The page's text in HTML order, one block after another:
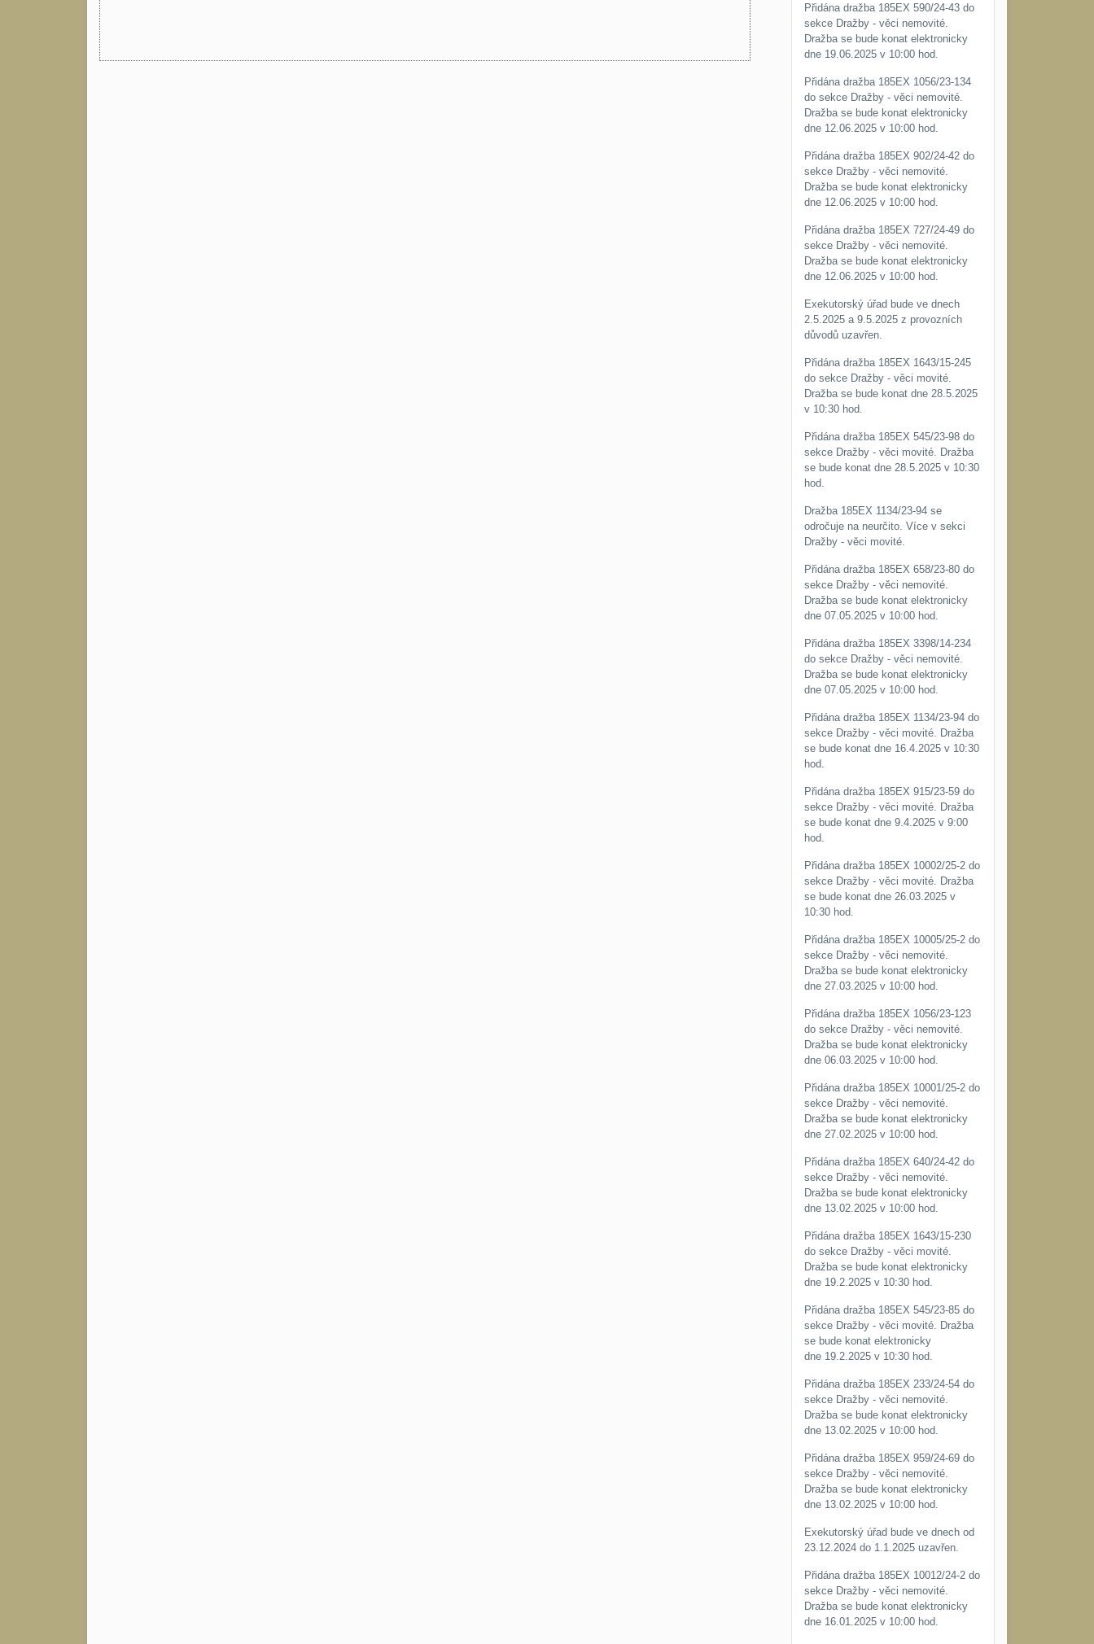
Přidána dražba 185EX 590/24-43 do
sekce Dražby - věci nemovité.
Dražba se bude konat elektronicky
dne 19.06.2025 v 10:00 hod.
Přidána dražba 185EX 1056/23-134
do sekce Dražby - věci nemovité.
Dražba se bude konat elektronicky
dne 12.06.2025 v 10:00 hod.
Přidána dražba 185EX 902/24-42 do
sekce Dražby - věci nemovité.
Dražba se bude konat elektronicky
dne 12.06.2025 v 10:00 hod.
Přidána dražba 185EX 727/24-49 do
sekce Dražby - věci nemovité.
Dražba se bude konat elektronicky
dne 12.06.2025 v 10:00 hod.
Exekutorský úřad bude ve dnech
2.5.2025 a 9.5.2025 z provozních
důvodů uzavřen.
Přidána dražba 185EX 1643/15-245
do sekce Dražby - věci movité.
Dražba se bude konat dne 28.5.2025
v 10:30 hod.
Přidána dražba 185EX 545/23-98 do
sekce Dražby - věci movité. Dražba
se bude konat dne 28.5.2025 v 10:30
hod.
Dražba 185EX 1134/23-94 se
odročuje na neurčito. Více v sekci
Dražby - věci movité.
Přidána dražba 185EX 658/23-80 do
sekce Dražby - věci nemovité.
Dražba se bude konat elektronicky
dne 07.05.2025 v 10:00 hod.
Přidána dražba 185EX 3398/14-234
do sekce Dražby - věci nemovité.
Dražba se bude konat elektronicky
dne 07.05.2025 v 10:00 hod.
Přidána dražba 185EX 1134/23-94 do
sekce Dražby - věci movité. Dražba
se bude konat dne 16.4.2025 v 10:30
hod.
Přidána dražba 185EX 915/23-59 do
sekce Dražby - věci movité. Dražba
se bude konat dne 9.4.2025 v 9:00
hod.
Přidána dražba 185EX 10002/25-2 do
sekce Dražby - věci movité. Dražba
se bude konat dne 26.03.2025 v
10:30 hod.
Přidána dražba 185EX 10005/25-2 do
sekce Dražby - věci nemovité.
Dražba se bude konat elektronicky
dne 27.03.2025 v 10:00 hod.
Přidána dražba 185EX 1056/23-123
do sekce Dražby - věci nemovité.
Dražba se bude konat elektronicky
dne 06.03.2025 v 10:00 hod.
Přidána dražba 185EX 10001/25-2 do
sekce Dražby - věci nemovité.
Dražba se bude konat elektronicky
dne 27.02.2025 v 10:00 hod.
Přidána dražba 185EX 640/24-42 do
sekce Dražby - věci nemovité.
Dražba se bude konat elektronicky
dne 13.02.2025 v 10:00 hod.
Přidána dražba 185EX 1643/15-230
do sekce Dražby - věci movité.
Dražba se bude konat elektronicky
dne 19.2.2025 v 10:30 hod.
Přidána dražba 185EX 545/23-85 do
sekce Dražby - věci movité. Dražba
se bude konat elektronicky
dne 19.2.2025 v 10:30 hod.
Přidána dražba 185EX 233/24-54 do
sekce Dražby - věci nemovité.
Dražba se bude konat elektronicky
dne 13.02.2025 v 10:00 hod.
Přidána dražba 185EX 959/24-69 do
sekce Dražby - věci nemovité.
Dražba se bude konat elektronicky
dne 13.02.2025 v 10:00 hod.
Exekutorský úřad bude ve dnech od
23.12.2024 do 1.1.2025 uzavřen.
Přidána dražba 185EX 10012/24-2 do
sekce Dražby - věci nemovité.
Dražba se bude konat elektronicky
dne 16.01.2025 v 10:00 hod.